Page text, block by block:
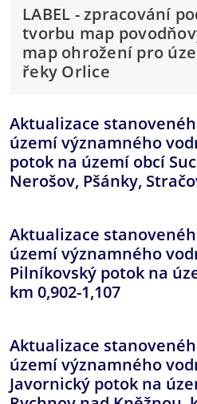
LABEL - zpracování
tvorbu map
map ohrožení pro
řeky Orlice
Aktualizace
území významného
potok na území obcí
Nerošov, Pšánky,
Aktualizace
území významného
Pilníkovský potok na
km 0,902-1,107
Aktualizace
území významného
Javornický potok na